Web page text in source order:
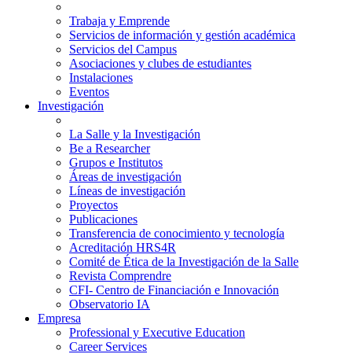
Trabaja y Emprende
Servicios de información y gestión académica
Servicios del Campus
Asociaciones y clubes de estudiantes
Instalaciones
Eventos
Investigación
La Salle y la Investigación
Be a Researcher
Grupos e Institutos
Áreas de investigación
Líneas de investigación
Proyectos
Publicaciones
Transferencia de conocimiento y tecnología
Acreditación HRS4R
Comité de Ética de la Investigación de la Salle
Revista Comprendre
CFI- Centro de Financiación e Innovación
Observatorio IA
Empresa
Professional y Executive Education
Career Services